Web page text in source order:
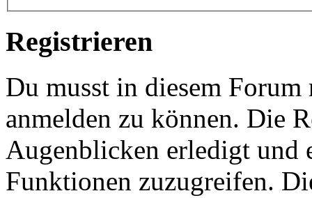
Registrieren
Du musst in diesem
anmelden zu können. Die
Augenblicken erledigt und
Funktionen zuzugreifen.